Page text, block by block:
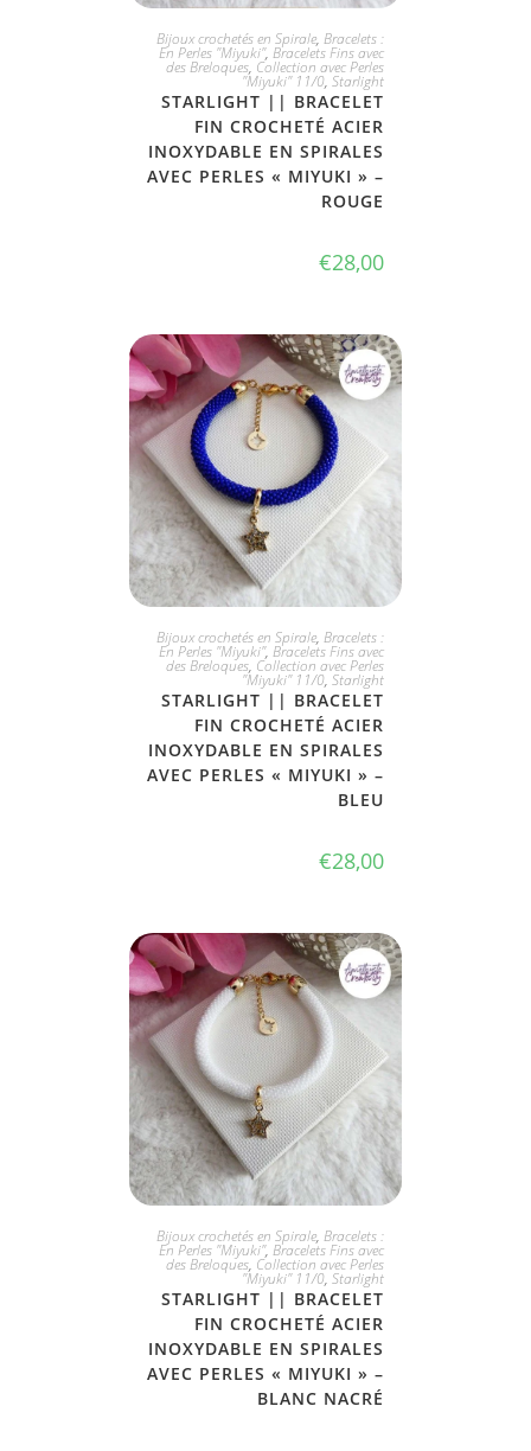
JE L'ADOPTE
Bijoux crochetés en Spirale, Bracelets :
En Perles "Miyuki", Bracelets Fins avec
des Breloques, Collection avec Perles
"Miyuki" 11/0, Starlight
STARLIGHT || BRACELET
FIN CROCHETÉ ACIER
INOXYDABLE EN SPIRALES
AVEC PERLES « MIYUKI » –
ROUGE
€28,00
JE L'ADOPTE
Bijoux crochetés en Spirale, Bracelets :
En Perles "Miyuki", Bracelets Fins avec
des Breloques, Collection avec Perles
"Miyuki" 11/0, Starlight
STARLIGHT || BRACELET
FIN CROCHETÉ ACIER
INOXYDABLE EN SPIRALES
AVEC PERLES « MIYUKI » –
BLEU
€28,00
JE L'ADOPTE
Bijoux crochetés en Spirale, Bracelets :
En Perles "Miyuki", Bracelets Fins avec
des Breloques, Collection avec Perles
"Miyuki" 11/0, Starlight
STARLIGHT || BRACELET
FIN CROCHETÉ ACIER
INOXYDABLE EN SPIRALES
AVEC PERLES « MIYUKI » –
BLANC NACRÉ